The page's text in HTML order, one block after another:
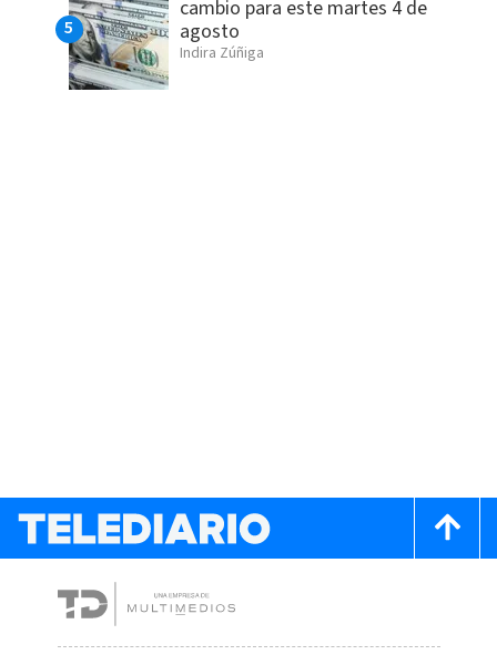
cambio para este martes 4 de
agosto
Indira Zúñiga